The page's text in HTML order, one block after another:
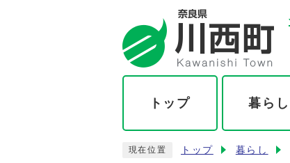
トップ 暮らし
現在位置 トップ 暮らし